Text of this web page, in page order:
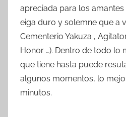
apreciada para los
eiga duro y solemne que a
Cementerio Yakuza ,
Honor …). Dentro de todo lo
que tiene hasta puede
algunos momentos, lo
minutos.